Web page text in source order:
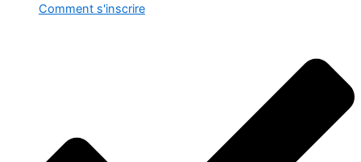
Comment s'inscrire